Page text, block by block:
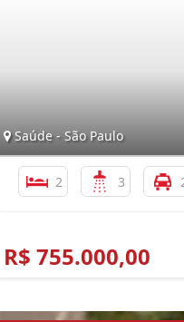
Saúde - São Paulo
2 3
R$ 755.000,00